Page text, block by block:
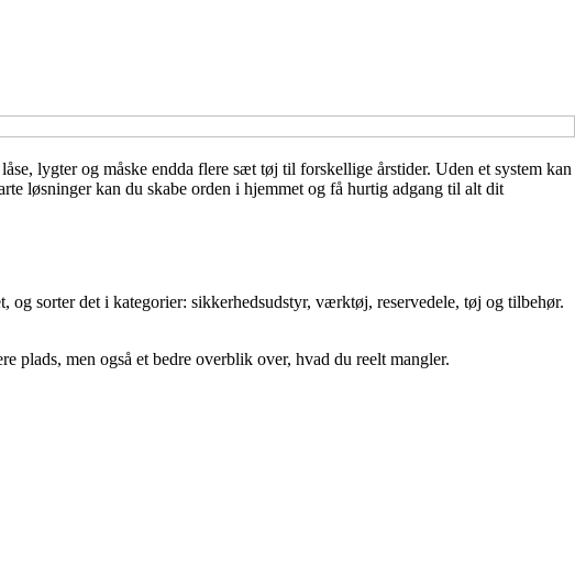
lygter og måske endda flere sæt tøj til forskellige årstider. Uden et system kan
løsninger kan du skabe orden i hjemmet og få hurtig adgang til alt dit
sorter det i kategorier: sikkerhedsudstyr, værktøj, reservedele, tøj og tilbehør.
plads, men også et bedre overblik over, hvad du reelt mangler.